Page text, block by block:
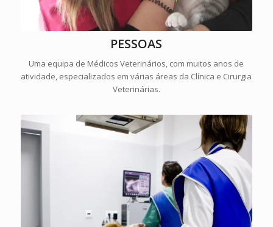
PESSOAS
Uma equipa de Médicos Veterinários, com muitos anos de
atividade, especializados em várias áreas da Clínica e Cirurgia
Veterinárias.